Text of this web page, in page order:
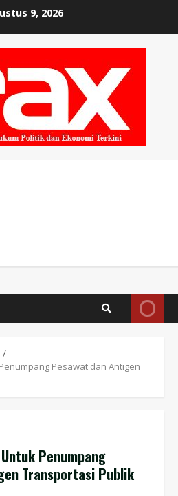
9, 2026
Pesawat dan Antigen
Penumpang
Transportasi Publik